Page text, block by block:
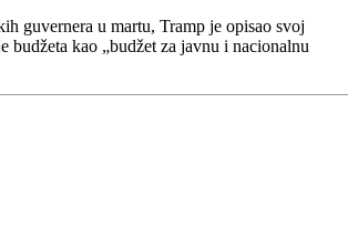
guvernera u martu, Tramp je opisao svoj
budžeta kao „budžet za javnu i nacionalnu